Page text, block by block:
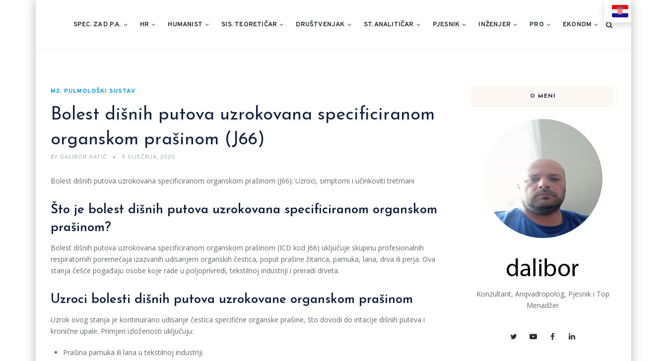
SPEC. ZA D.P.A. HR HUMANIST SIS. TEORETIČAR DRUŠTVENJAK ST. ANALITIČAR PJESNIK INŽENJER PRO EKONOM
M2. PULMOLOŠKI SUSTAV
Bolest dišnih putova uzrokovana specificiranom
organskom prašinom (J66)
BY DALIBOR KATIĆ 9 SIJEČNJA, 2025
Bolest dišnih putova uzrokovana specificiranom organskom prašinom (J66): Uzroci, simptomi i učinkoviti tretmani
Što je bolest dišnih putova uzrokovana specificiranom organskom
prašinom?
Bolest dišnih putova uzrokovana specificiranom organskom prašinom (ICD kod J66) uključuje skupinu profesionalnih
respiratornih poremećaja izazvanih udisanjem organskih čestica, poput prašine žitarica, pamuka, lana, drva ili perja. Ova
stanja češće pogađaju osobe koje rade u poljoprivredi, tekstilnoj industriji i preradi drveta.
Uzroci bolesti dišnih putova uzrokovane organskom prašinom
Uzrok ovog stanja je kontinuirano udisanje čestica specifične organske prašine, što dovodi do iritacije dišnih puteva i
kronične upale. Primjeri izloženosti uključuju:
Prašina pamuka ili lana u tekstilnoj industriji.
O MENI
Konzultant, Anqvadropolog, Pjesnik i Top
Menadžer